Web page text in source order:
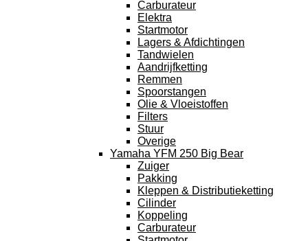
Carburateur
Elektra
Startmotor
Lagers & Afdichtingen
Tandwielen
Aandrijfketting
Remmen
Spoorstangen
Olie & Vloeistoffen
Filters
Stuur
Overige
Yamaha YFM 250 Big Bear
Zuiger
Pakking
Kleppen & Distributieketting
Cilinder
Koppeling
Carburateur